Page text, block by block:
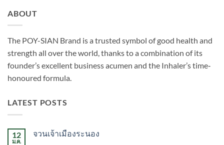
ABOUT
The POY-SIAN Brand is a trusted symbol of good health and
strength all over the world, thanks to a combination of its
founder’s excellent business acumen and the Inhaler’s time­‐
honoured formula.
LATEST POSTS
12
ม.ค.
จวนเจ้าเมืองระนอง